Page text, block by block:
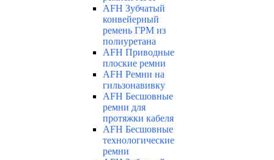
AFH Зубчатый
конвейерный
ремень ГРМ из
полиуретана
AFH Приводные
плоские ремни
AFH Ремни на
гильзонавивку
AFH Бесшовные
ремни для
протяжки кабеля
AFH Бесшовные
технологические
ремни